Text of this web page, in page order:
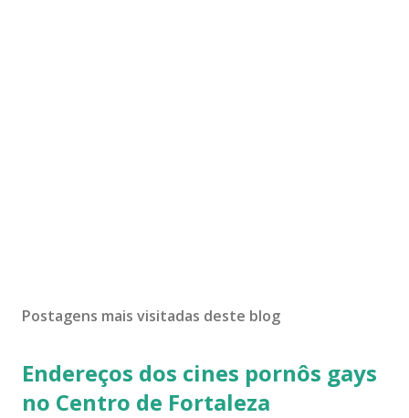
Postagens mais visitadas deste blog
Endereços dos cines pornôs gays
no Centro de Fortaleza